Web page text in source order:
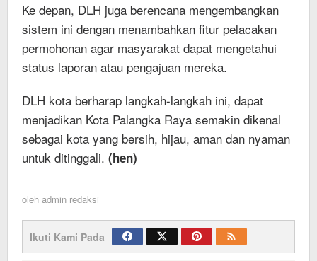
Ke depan, DLH juga berencana mengembangkan
sistem ini dengan menambahkan fitur pelacakan
permohonan agar masyarakat dapat mengetahui
status laporan atau pengajuan mereka.
DLH kota berharap langkah-langkah ini, dapat
menjadikan Kota Palangka Raya semakin dikenal
sebagai kota yang bersih, hijau, aman dan nyaman
untuk ditinggali. (hen)
oleh admin redaksi
Ikuti Kami Pada